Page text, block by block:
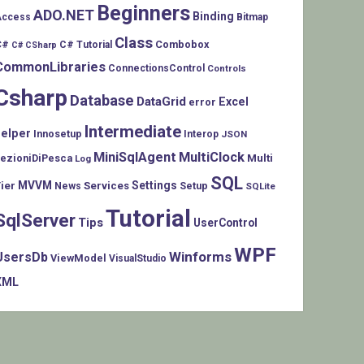
ADO.NET Beginners Binding Bitmap
C# CSharp C# Tutorial Class Combobox
ConnectionsControl Controls
Database DataGrid error Excel
Innosetup Intermediate Interop JSON
Log MiniSqlAgent MultiClock Multi
MVVM News Services Settings Setup SQL SQLite
TipsTutorial UserControl
ViewModel VisualStudio WinformsWPF